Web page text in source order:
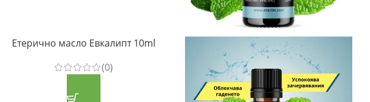
Етерично масло Евкалипт 10ml
(0)